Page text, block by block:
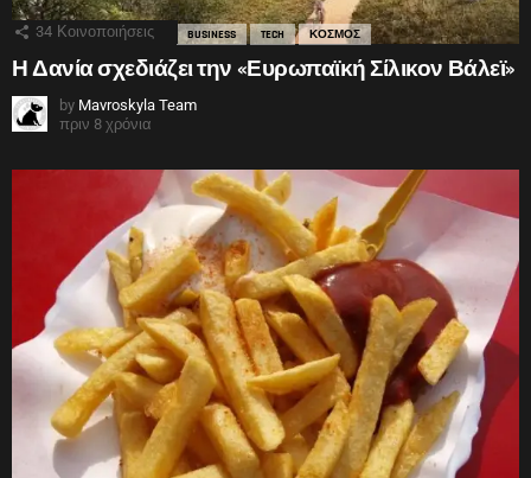
34 Κοινοποιήσεις BUSINESS TECH ΚΟΣΜΟΣ
Η Δανία σχεδιάζει την «Ευρωπαϊκή Σίλικον Βάλεϊ»
by Mavroskyla Team
πριν 8 χρόνια